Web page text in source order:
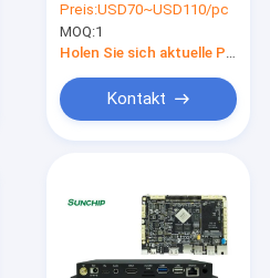
Spieler-Kasten WiFi-
Netz-4G LTE Android
Preis:USD70~USD110/pc
MOQ:1
Holen Sie sich aktuelle Preis
Kontakt